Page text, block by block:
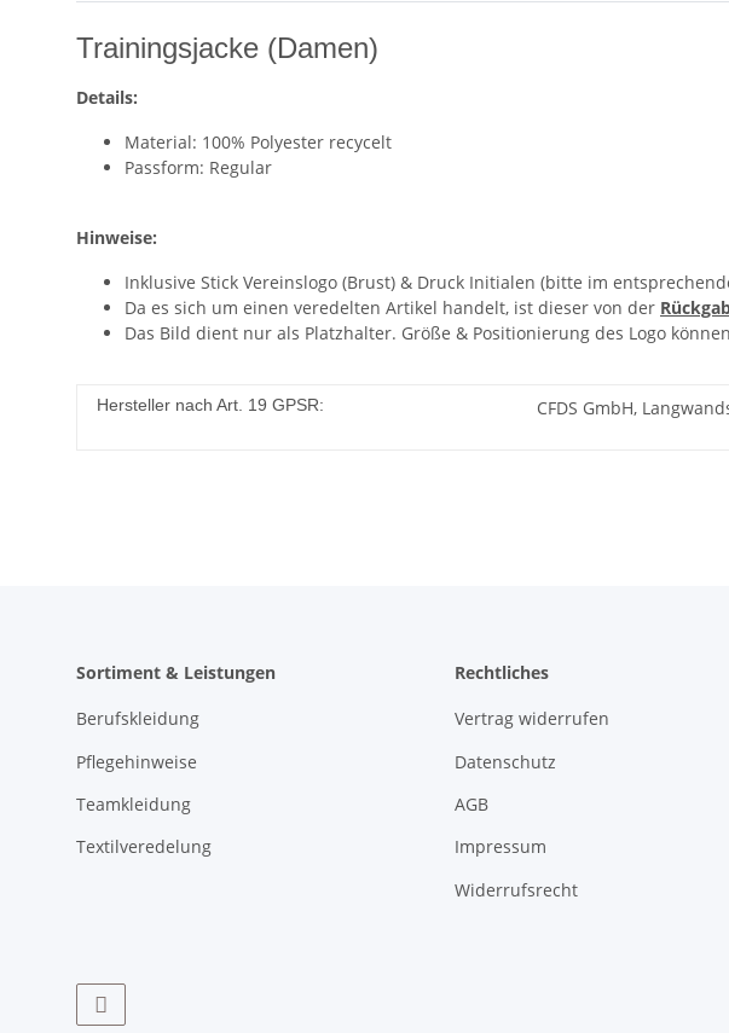
Trainingsjacke (Damen)
Details:
Material: 100% Polyester recycelt
Passform: Regular
Hinweise:
Inklusive Stick Vereinslogo (Brust) & Druck Initialen (bitte im
Da es sich um einen veredelten Artikel handelt, ist dieser von der
Das Bild dient nur als Platzhalter. Größe & Positionierung des Logo
Hersteller nach Art. 19 GPSR: CFDS GmbH,
Sortiment & Leistungen
Berufskleidung
Pflegehinweise
Teamkleidung
Textilveredelung
Rechtliches
Vertrag widerrufen
Datenschutz
AGB
Impressum
Widerrufsrecht